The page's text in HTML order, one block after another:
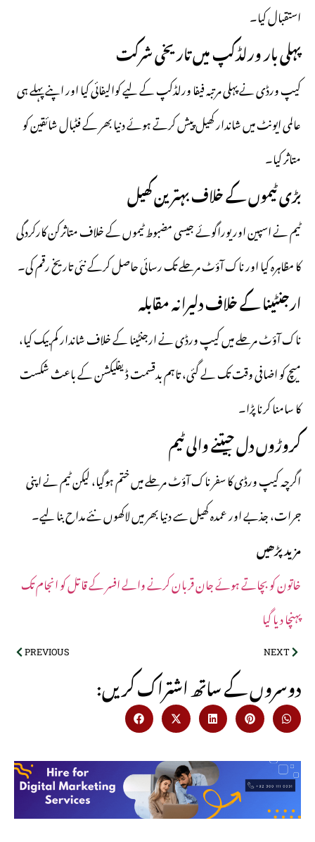
استقبال کیا۔
پہلی بار ورلڈکپ میں تاریخی شرکت
کیپ ورڈی نے پہلی مرتبہ فیفا ورلڈکپ کے لیے کوالیفائی کیا اور اپنے پہلے ہی
عالمی ایونٹ میں شاندار کھیل پیش کرتے ہوئے دنیا بھر کے فٹبال شائقین کو
متاثر کیا۔
بڑی ٹیموں کے خلاف بہترین کھیل
ٹیم نے اسپین اور یوراگوئے جیسی مضبوط ٹیموں کے خلاف متاثرکن کارکردگی
کا مظاہرہ کیا اور ناک آؤٹ مرحلے تک رسائی حاصل کرکے نئی تاریخ رقم کی۔
ارجنٹینا کے خلاف دلیرانہ مقابلہ
ناک آؤٹ مرحلے میں کیپ ورڈی نے ارجنٹینا کے خلاف شاندار کم بیک کیا،
میچ کو اضافی وقت تک لے گئی، تاہم بدقسمت ڈیفلیکشن کے باعث شکست
کا سامنا کرنا پڑا۔
کروڑوں دل جیتنے والی ٹیم
اگرچہ کیپ ورڈی کا سفر ناک آؤٹ مرحلے میں ختم ہوگیا، لیکن ٹیم نے اپنی
جرات، جذبے اور عمدہ کھیل سے دنیا بھر میں لاکھوں نئے مداح بنا لیے۔
مزید پڑھیں
خاتون کو بچاتے ہوئے جان قربان کرنے والے افسر کے قاتل کو انجام تک
پہنچا دیا گیا
PREVIOUS NEXT
:دوسروں کے ساتھ اشتراک کریں